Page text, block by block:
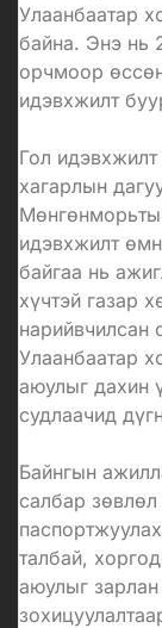
Улаанбаатар
байна. Энэ нь
орчмоор
идэвхжилт
Гол
хагарлын
идэвхжилт
байгаа нь
хүчтэй газар
нарийвчилсан
Улаанбаатар
аюулыг дахин
судлаачид
Байнгын
салбар
талбай,
аюулыг